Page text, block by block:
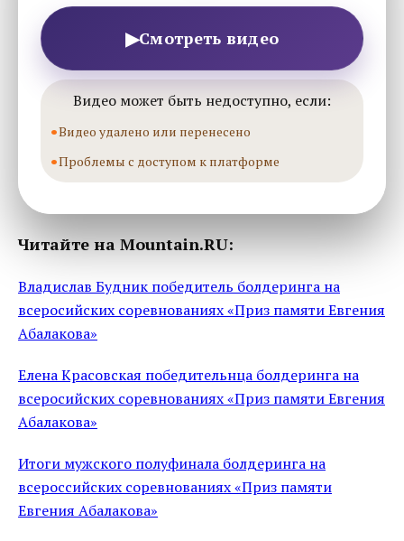
▶Смотреть видео
Видео может быть недоступно, если:
Видео удалено или перенесено
Проблемы с доступом к платформе
Читайте на Mountain.RU:
Владислав Будник победитель болдеринга на
всеросийских соревнованиях «Приз памяти Евгения
Абалакова»
Елена Красовская победительнца болдеринга на
всеросийских соревнованиях «Приз памяти Евгения
Абалакова»
Итоги мужского полуфинала болдеринга на
всероссийских соревнованиях «Приз памяти
Евгения Абалакова»